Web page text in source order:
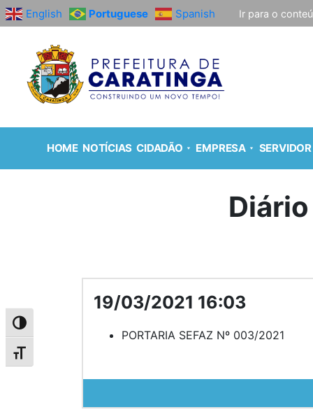
Alternar alto contraste
Alternar tamanho da fonte
English Portuguese Spanish Ir para o
HOME NOTÍCIAS CIDADÃO EMPRESA SERVIDOR
19/03/2021 16:03
PORTARIA SEFAZ Nº 003/2021